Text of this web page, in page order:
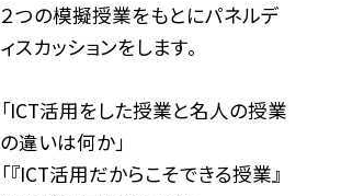
２つの模擬授業をもとにパネルデ
ィスカッションをします。
「ICT活用をした授業と名人の授業
の違いは何か」
「『ICT活用だからこそできる授業』